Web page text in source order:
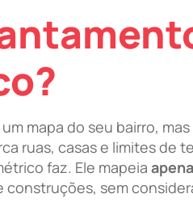
mapa do seu bairro,
ruas, casas e limites de
faz. Ele mapeia
sem